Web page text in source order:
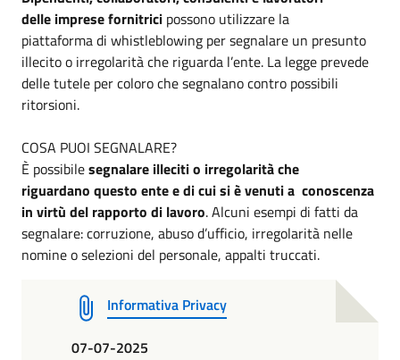
delle imprese fornitrici possono utilizzare la
piattaforma di whistleblowing per segnalare un presunto
illecito o irregolarità che riguarda l’ente. La legge prevede
delle tutele per coloro che segnalano contro possibili
ritorsioni.
COSA PUOI SEGNALARE?
È possibilesegnalare illeciti o irregolarità che
riguardano questo ente e di cui si è venuti a conoscenza
in virtù del rapporto di lavoro. Alcuni esempi di fatti da
segnalare: corruzione, abuso d’ufficio, irregolarità nelle
nomine o selezioni del personale, appalti truccati.
Informativa Privacy
07-07-2025